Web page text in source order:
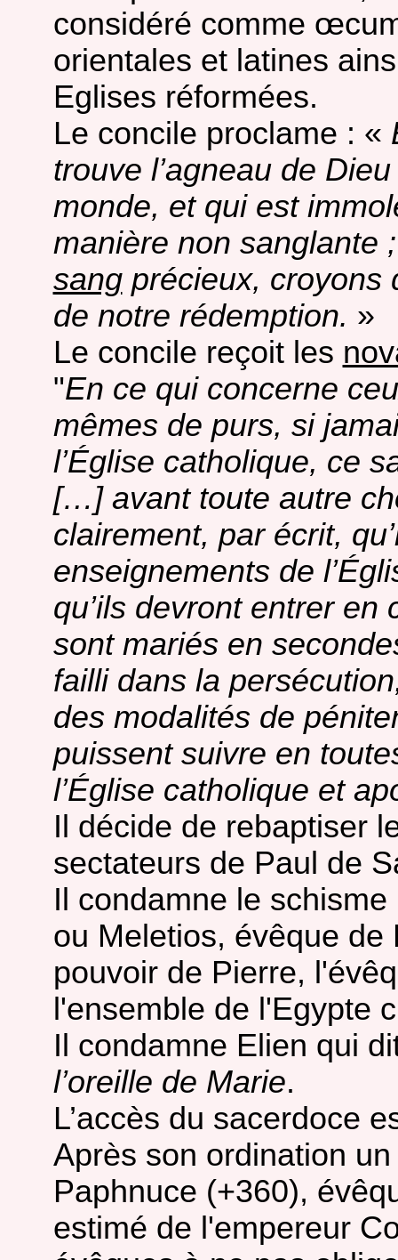
considéré comme
orientales et latines
Eglises réformées.
Le concile proclame : «
trouve l’agneau de
monde, et qui est
manière non sanglante
sangprécieux, croyons
de notre rédemption. »
Le concile reçoit les
"En ce qui concerne
mêmes de purs, si
l’Église catholique, ce
[…] avant toute autre
clairement, par écrit,
enseignements de
qu’ils devront entrer
sont mariés en
failli dans la
des modalités de
puissent suivre en
l’Église catholique et
Il décide de rebaptiser
sectateurs de Paul de
Il condamne le
ou Meletios, évêque
pouvoir de Pierre,
l'ensemble de l'Egypte
Il condamne Elien qui
l’oreille de Marie.
L’accès du sacerdoce
Après son ordination
Paphnuce (+360),
estimé de l'empereur